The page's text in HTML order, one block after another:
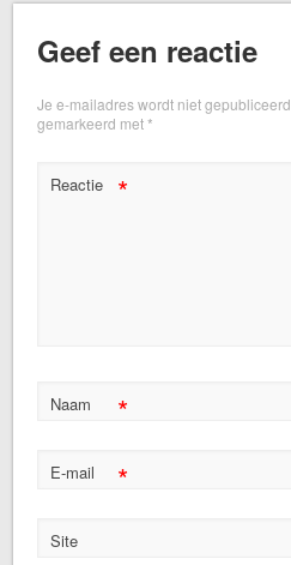
Geef een reactie
Je e-mailadres wordt niet gepubliceerd.
gemarkeerd met*
Reactie *
Naam *
E-mail *
Site